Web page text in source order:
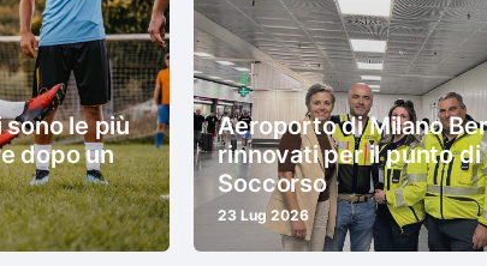
le più
dopo un
Aeroporto di Milano
rinnovati per il punto di
Soccorso
23 Lug 2026